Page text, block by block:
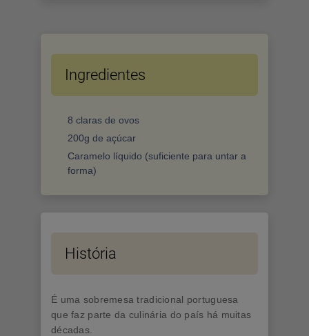
Ingredientes
8 claras de ovos
200g de açúcar
Caramelo líquido (suficiente para untar a
forma)
História
É uma sobremesa tradicional portuguesa
que faz parte da culinária do país há muitas
décadas.